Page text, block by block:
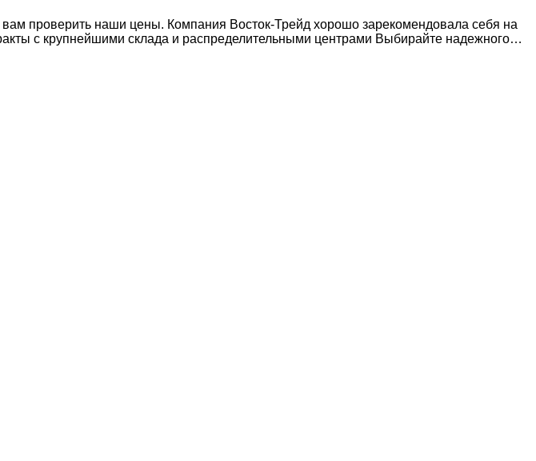
проверить наши цены. Компания Восток-Трейд хорошо зарекомендовала себя на
с крупнейшими склада и распределительными центрами Выбирайте надежного…